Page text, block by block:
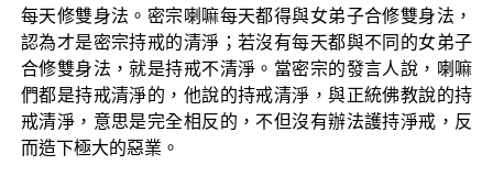
每天修雙身法。密宗喇嘛每天都得與女弟子合修雙身法，
認為才是密宗持戒的清淨；若沒有每天都與不同的女弟子
合修雙身法，就是持戒不清淨。當密宗的發言人說，喇嘛
們都是持戒清淨的，他說的持戒清淨，與正統佛教說的持
戒清淨，意思是完全相反的，不但沒有辦法護持淨戒，反
而造下極大的惡業。